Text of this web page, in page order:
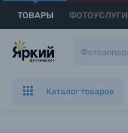
ТОВАРЫ ФОТОУСЛУГИ
Каталог товаров